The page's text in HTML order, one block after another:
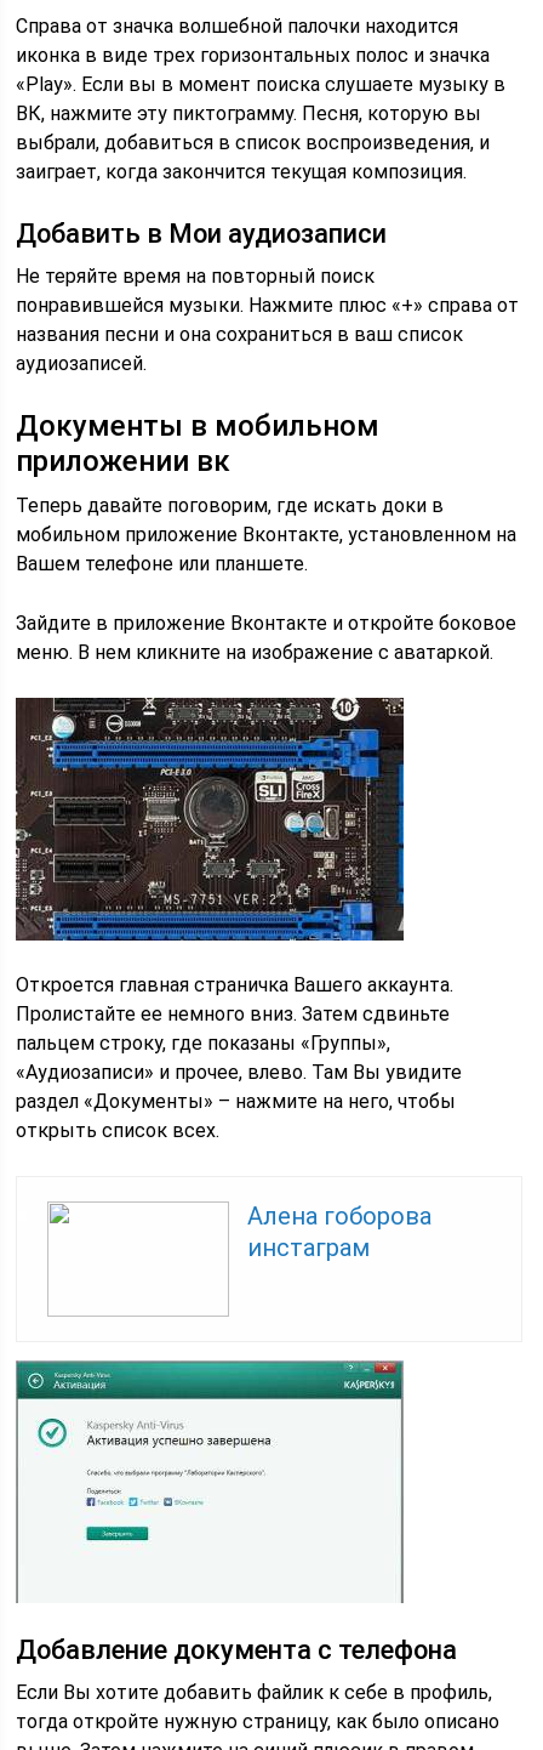
Справа от значка волшебной палочки находится
иконка в виде трех горизонтальных полос и значка
«Play». Если вы в момент поиска слушаете музыку в
ВК, нажмите эту пиктограмму. Песня, которую вы
выбрали, добавиться в список воспроизведения, и
заиграет, когда закончится текущая композиция.
Добавить в Мои аудиозаписи
Не теряйте время на повторный поиск
понравившейся музыки. Нажмите плюс «+» справа от
названия песни и она сохраниться в ваш список
аудиозаписей.
Документы в мобильном
приложении вк
Теперь давайте поговорим, где искать доки в
мобильном приложение Вконтакте, установленном на
Вашем телефоне или планшете.
Зайдите в приложение Вконтакте и откройте боковое
меню. В нем кликните на изображение с аватаркой.
Откроется главная страничка Вашего аккаунта.
Пролистайте ее немного вниз. Затем сдвиньте
пальцем строку, где показаны «Группы»,
«Аудиозаписи» и прочее, влево. Там Вы увидите
раздел «Документы» – нажмите на него, чтобы
открыть список всех.
Алена гоборова
инстаграм
Добавление документа с телефона
Если Вы хотите добавить файлик к себе в профиль,
тогда откройте нужную страницу, как было описано